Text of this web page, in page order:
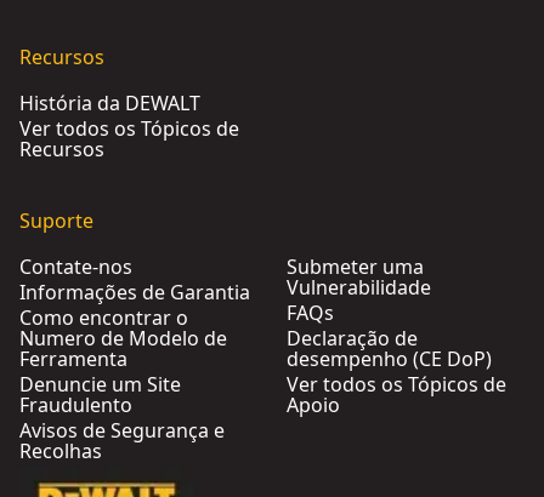
Recursos
História da DEWALT
Ver todos os Tópicos de
Recursos
Suporte
Contate-nos
Informações de Garantia
Como encontrar o
Numero de Modelo de
Ferramenta
Denuncie um Site
Fraudulento
Avisos de Segurança e
Recolhas
Submeter uma
Vulnerabilidade
FAQs
Declaração de
desempenho (CE DoP)
Ver todos os Tópicos de
Apoio